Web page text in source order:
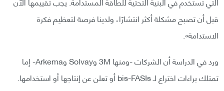
قبل أن تصبح مشكلة أكثر انتشارًا، ولدينا فرصة لتعظيم فكرة
الاستدامة».
ورد في الدراسة أن الشركات -ومنها 3M وSolvay وArkema- إما
تمتلك براءات اختراع لـ bis-FASIs أو تعلن عن إنتاجها أو استخدامها.